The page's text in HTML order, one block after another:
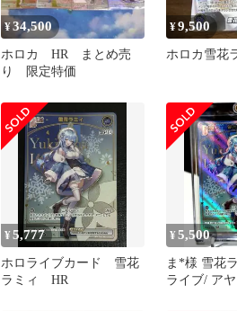
¥34,500
ホロカ HR まとめ売
り 限定特価
¥9,500
ホロカ雪花
¥5,777
ホロライブカード 雪花
ラミィ HR
¥5,500
ま*様 雪花
ライブ/ アヤ